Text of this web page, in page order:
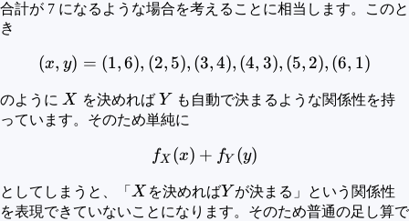
合計が 7 になるような場合を考えることに相当します。このと
き
(x, y) =
(x, y) = (1,6), (2, 5), (3,4), (4, 3), (5, 2), (6, 1)
のように X
X を決めれば Y
Y
も自動で決まるような関係性を持
っています。そのため単純に
f_X(x) + f_Y(y)
fX (x) + fY (y)
としてしまうと、「 X
X を決めればY
Y が決まる」という関係性
を表現できていないことになります。そのため普通の足し算で